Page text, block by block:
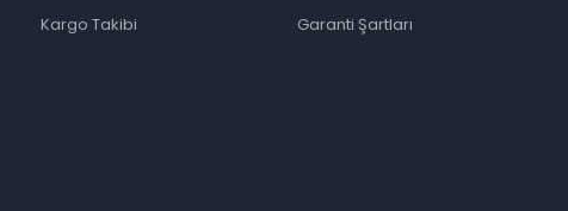
Kargo Takibi
Garanti Şartları